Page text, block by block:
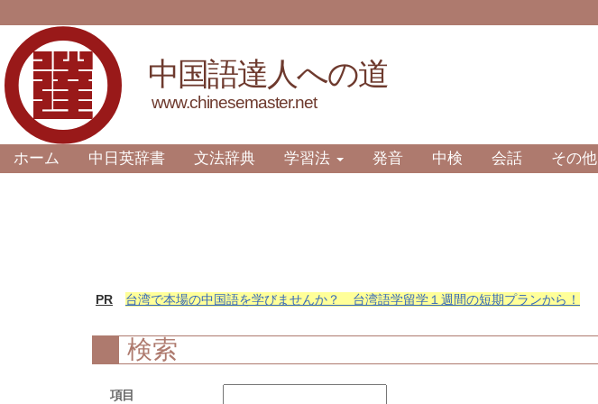
中国語達人への道
www.chinesemaster.net
ホーム 中日英辞書 文法辞典 学習法 発音 中検 会話 その他
PR 台湾で本場の中国語を学びませんか？ 台湾語学留学１週間の短期プランから！
検索
項目